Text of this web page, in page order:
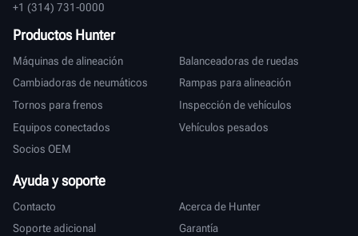
+1 (314) 731-0000
Productos Hunter
Máquinas de alineación
Balanceadoras de ruedas
Cambiadoras de neumáticos
Rampas para alineación
Tornos para frenos
Inspección de vehículos
Equipos conectados
Vehículos pesados
Socios OEM
Ayuda y soporte
Contacto
Acerca de Hunter
Soporte adicional
Garantía